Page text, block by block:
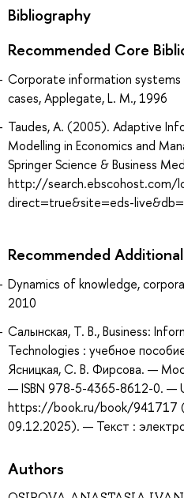
Bibliography
Recommended Core
Corporate information
cases, Applegate, L. M., 1996
Taudes, A. (2005). Adaptive
Modelling in Economics and
Springer Science & Business
http://search.ebscohost.com/
direct=true&site=eds-
Recommended
Dynamics of knowledge,
2010
Салынская, Т. В., Business:
Technologies : учебное
Ясницкая, С. В. Фирсова. —
— ISBN 978-5-4365-8612-0. —
https://book.ru/book/941717
09.12.2025). — Текст :
Authors